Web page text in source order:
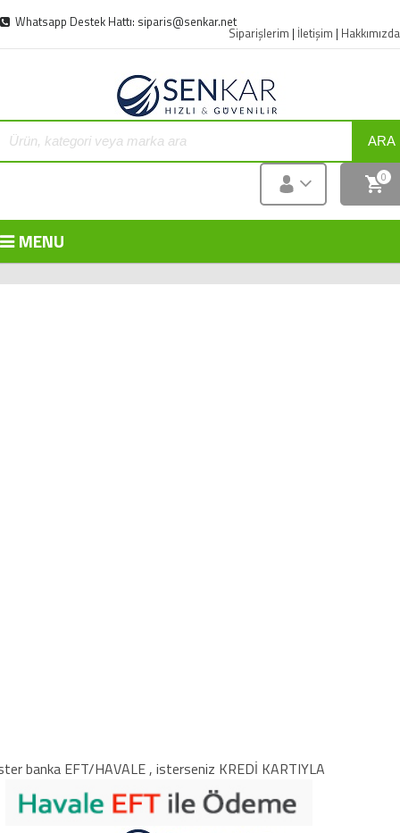
Whatsapp Destek Hattı: siparis@senkar.net
Siparişlerim | İletişim | Hakkımızda
ARA
0
MENU
banka EFT/HAVALE , isterseniz KREDİ KARTIYLA